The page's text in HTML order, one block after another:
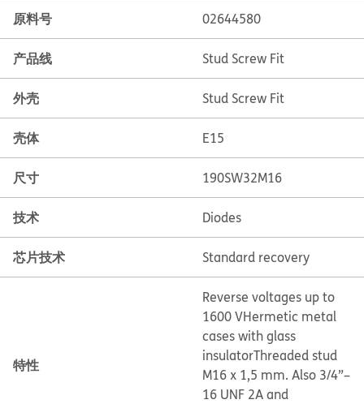
原料号 02644580
产品线 Stud Screw Fit
外壳 Stud Screw Fit
壳体 E15
尺寸 190SW32M16
技术 Diodes
芯片技术 Standard recovery
特性
Reverse voltages up to
1600 VHermetic metal
cases with glass
insulatorThreaded stud
M16 x 1,5 mm. Also 3/4”–
16 UNF 2A and